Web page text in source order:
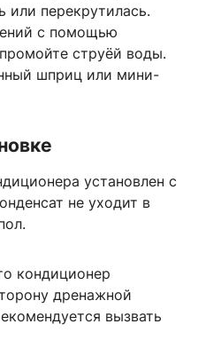
или перекрутилась.
с помощью
струёй воды.
шприц или мини-
установлен с
не уходит в
кондиционер
дренажной
вызвать